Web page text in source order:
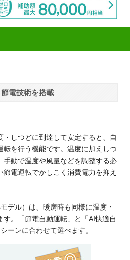
電技術を搭載
しつどに到達して安定すると、自
を行う機能です。温度に加えしつ
手動で温度や風量などを調整する必
電運転でかしこく消費電力を抑え
デル）は、暖房時も同様に温度・
す。「節電自動運転」と「AI快適自
ーンに合わせて選べます。